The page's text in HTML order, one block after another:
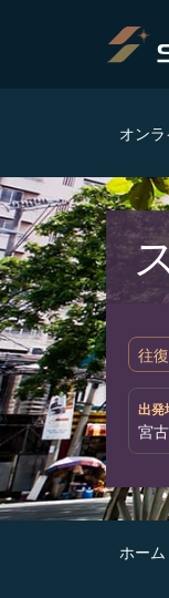
オン
往復
出発
ホーム